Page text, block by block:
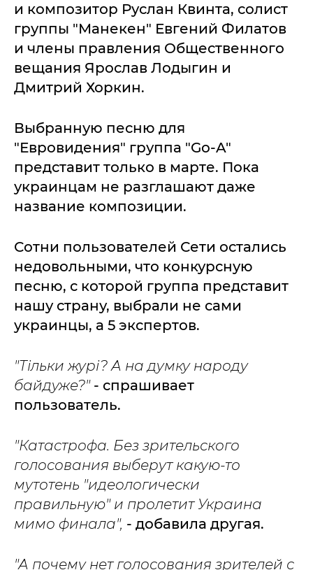
и композитор Руслан Квинта, солист
группы "Манекен" Евгений Филатов
и члены правления Общественного
вещания Ярослав Лодыгин и
Дмитрий Хоркин.
Выбранную песню для
"Евровидения" группа "Gо-A"
представит только в марте. Пока
украинцам не разглашают даже
название композиции.
Сотни пользователей Сети остались
недовольными, что конкурсную
песню, с которой группа представит
нашу страну, выбрали не сами
украинцы, а 5 экспертов.
"Тільки журі? А на думку народу
байдуже?" - спрашивает
пользователь.
"Катастрофа. Без зрительского
голосования выберут какую-то
мутотень "идеологически
правильную" и пролетит Украина
мимо финала", - добавила другая.
"А почему нет голосования зрителей с